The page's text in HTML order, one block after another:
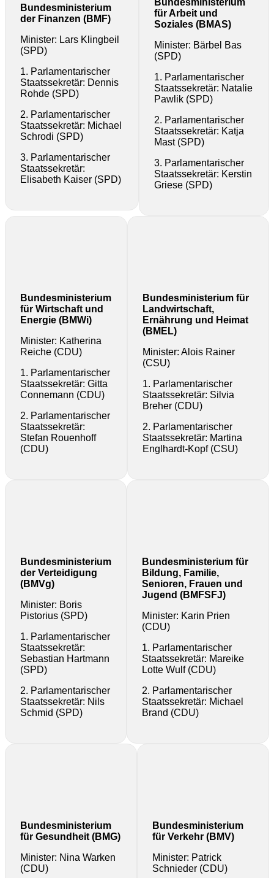
Bundesministerium
der Finanzen (BMF)
Minister: Lars Klingbeil
(SPD)
1. Parlamentarischer
Staatssekretär: Dennis
Rohde (SPD)
2. Parlamentarischer
Staatssekretär: Michael
Schrodi (SPD)
3. Parlamentarischer
Staatssekretär:
Elisabeth Kaiser (SPD)
Bundesministerium
für Arbeit und
Soziales (BMAS)
Minister: Bärbel Bas
(SPD)
1. Parlamentarischer
Staatssekretär: Natalie
Pawlik (SPD)
2. Parlamentarischer
Staatssekretär: Katja
Mast (SPD)
3. Parlamentarischer
Staatssekretär: Kerstin
Griese (SPD)
Bundesministerium
für Wirtschaft und
Energie (BMWi)
Minister: Katherina
Reiche (CDU)
1. Parlamentarischer
Staatssekretär: Gitta
Connemann (CDU)
2. Parlamentarischer
Staatssekretär:
Stefan Rouenhoff
(CDU)
Bundesministerium für
Landwirtschaft,
Ernährung und Heimat
(BMEL)
Minister: Alois Rainer
(CSU)
1. Parlamentarischer
Staatssekretär: Silvia
Breher (CDU)
2. Parlamentarischer
Staatssekretär: Martina
Englhardt-Kopf (CSU)
Bundesministerium
der Verteidigung
(BMVg)
Minister: Boris
Pistorius (SPD)
1. Parlamentarischer
Staatssekretär:
Sebastian Hartmann
(SPD)
2. Parlamentarischer
Staatssekretär: Nils
Schmid (SPD)
Bundesministerium für
Bildung, Familie,
Senioren, Frauen und
Jugend (BMFSFJ)
Minister: Karin Prien
(CDU)
1. Parlamentarischer
Staatssekretär: Mareike
Lotte Wulf (CDU)
2. Parlamentarischer
Staatssekretär: Michael
Brand (CDU)
Bundesministerium
für Gesundheit (BMG)
Minister: Nina Warken
(CDU)
Bundesministerium
für Verkehr (BMV)
Minister: Patrick
Schnieder (CDU)